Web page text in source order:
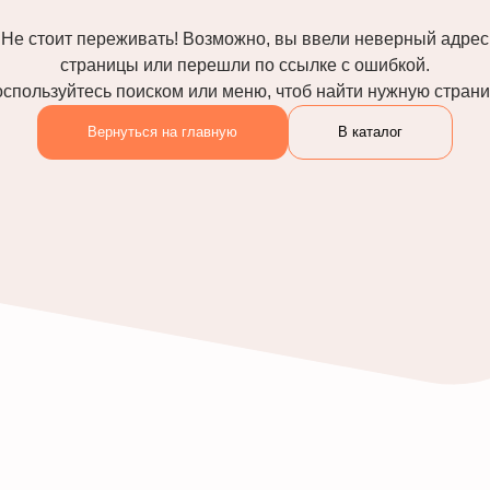
Не стоит переживать! Возможно, вы ввели неверный адрес
страницы или перешли по ссылке с ошибкой.
поиском или меню, чтоб найти нужную
Вернуться на главную В каталог